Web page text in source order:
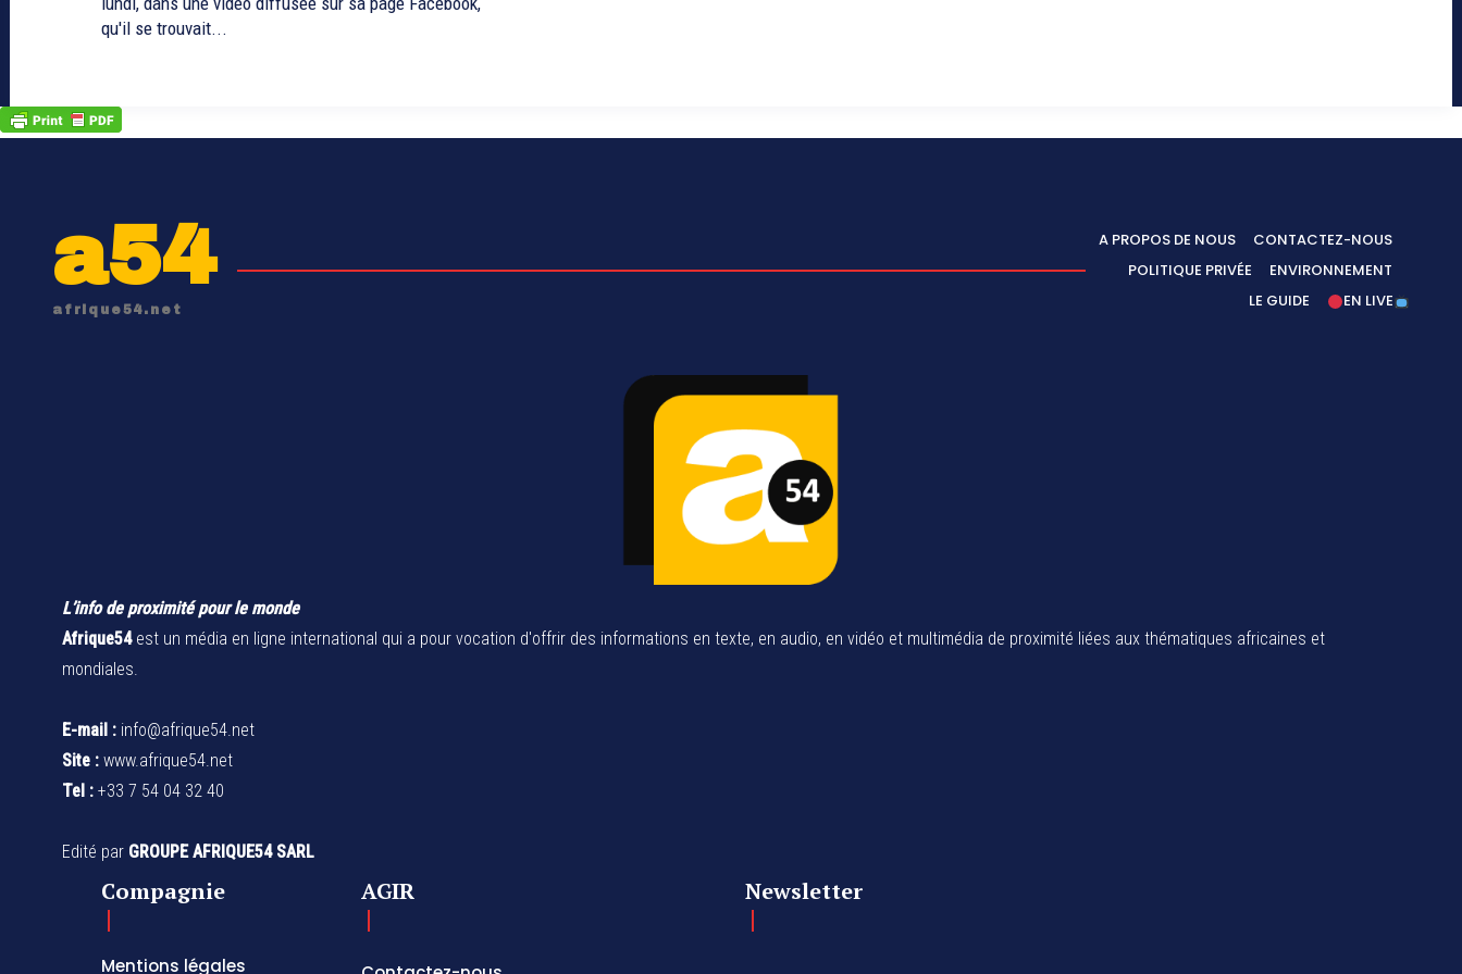
qu'il se trouvait...
a54
afrique54.net
A PROPOS DE NOUS
CONTACTEZ-NOUS
POLITIQUE PRIVÉE
ENVIRONNEMENT
LE GUIDE
EN LIVE
L’info de proximité pour le monde
Afrique54est un média en ligne international qui a pour vocation d'offrir des informations en texte, en audio, en vidéo et multimédia de proximité liées aux thématiques africaines et
mondiales.
E-mail : info@afrique54.net
Site : www.afrique54.net
Tel : +33 7 54 04 32 40
Edité par GROUPE AFRIQUE54 SARL
Compagnie
Mentions légales
AGIR Newsletter